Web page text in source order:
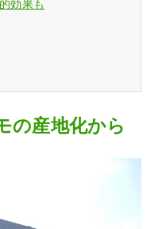
効果も
の産地化から